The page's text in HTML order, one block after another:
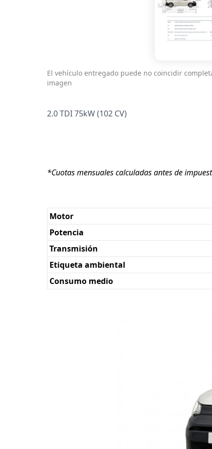
El vehículo entregado puede no coincidir
imagen
2.0 TDI 75kW (102 CV)
*Cuotas mensuales calculadas antes de
Motor
Potencia
Transmisión
Etiqueta ambiental
Consumo medio